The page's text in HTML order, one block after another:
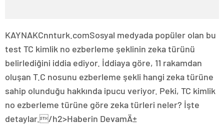
KAYNAKCnnturk.comSosyal medyada popüler olan bu
test TC kimlik no ezberleme şeklinin zeka türünü
belirlediğini iddia ediyor. İddiaya göre, 11 rakamdan
oluşan T.C nosunu ezberleme şekli hangi zeka türüne
sahip olunduğu hakkında ipucu veriyor. Peki, TC kimlik
no ezberleme türüne göre zeka türleri neler? İşte
detaylar./h2>Haberin DevamÄ±